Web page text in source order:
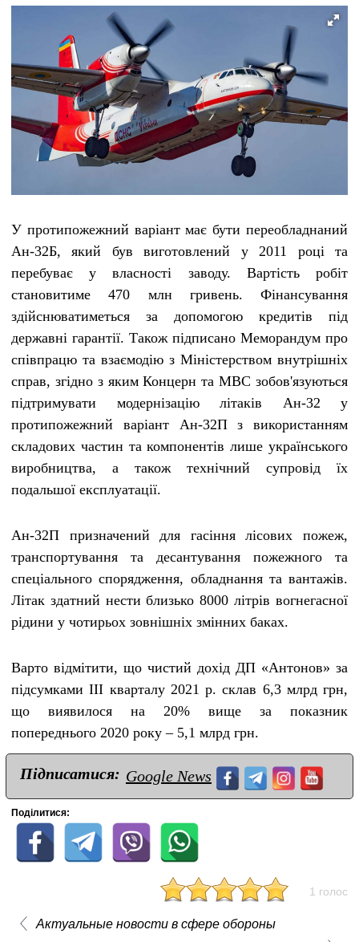
У протипожежний варіант має бути переобладнаний
Ан-32Б, який був виготовлений у 2011 році та
перебуває у власності заводу. Вартість робіт
становитиме 470 млн гривень. Фінансування
здійснюватиметься за допомогою кредитів під
державні гарантії. Також підписано Меморандум про
співпрацю та взаємодію з Міністерством внутрішніх
справ, згідно з яким Концерн та МВС зобов'язуються
підтримувати модернізацію літаків Ан-32 у
протипожежний варіант Ан-32П з використанням
складових частин та компонентів лише українського
виробництва, а також технічний супровід їх
подальшої експлуатації.
Ан-32П призначений для гасіння лісових пожеж,
транспортування та десантування пожежного та
спеціального спорядження, обладнання та вантажів.
Літак здатний нести близько 8000 літрів вогнегасної
рідини у чотирьох зовнішніх змінних баках.
Варто відмітити, що чистий дохід ДП «Антонов» за
підсумками ІІІ кварталу 2021 р. склав 6,3 млрд грн,
що виявилося на 20% вище за показник
попереднього 2020 року – 5,1 млрд грн.
Підписатися: Google News
Поділитися:
1 голос
Актуальные новости в сфере обороны